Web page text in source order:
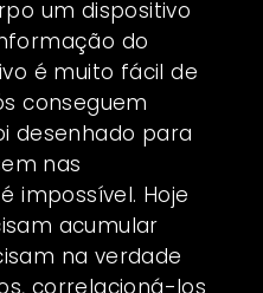
um dispositivo
do
é muito fácil de
conseguem
desenhado para
nas
impossível. Hoje
acumular
na verdade
correlacioná-los